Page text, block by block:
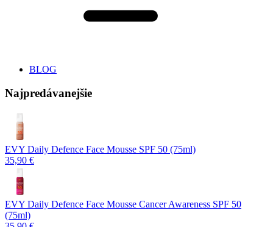
BLOG
Najpredávanejšie
EVY Daily Defence Face Mousse SPF 50 (75ml)
35,90 €
EVY Daily Defence Face Mousse Cancer Awareness SPF 50
(75ml)